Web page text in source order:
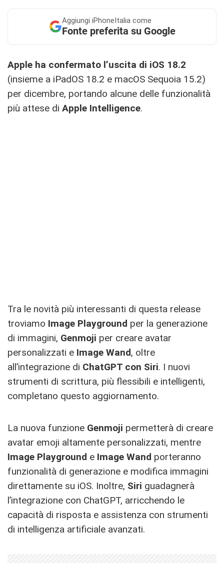
Aggiungi iPhoneItalia come
Fonte preferita su Google
Apple ha confermato l’uscita di iOS 18.2
(insieme a iPadOS 18.2 e macOS Sequoia 15.2)
per dicembre, portando alcune delle funzionalità
più attese di Apple Intelligence.
Tra le novità più interessanti di questa release
troviamo Image Playground per la generazione
di immagini, Genmoji per creare avatar
personalizzati e Image Wand, oltre
all’integrazione di ChatGPT con Siri. I nuovi
strumenti di scrittura, più flessibili e intelligenti,
completano questo aggiornamento.
La nuova funzione Genmoji permetterà di creare
avatar emoji altamente personalizzati, mentre
Image Playground e Image Wand porteranno
funzionalità di generazione e modifica immagini
direttamente su iOS. Inoltre, Siri guadagnerà
l’integrazione con ChatGPT, arricchendo le
capacità di risposta e assistenza con strumenti
di intelligenza artificiale avanzati.